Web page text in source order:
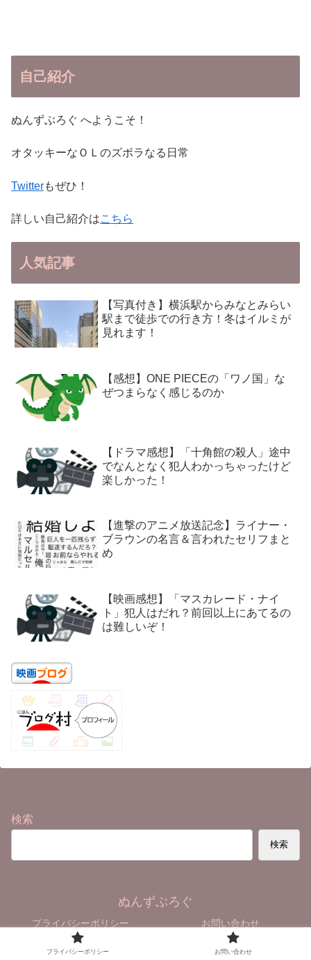
自己紹介
ぬんずぶろぐ へようこそ！
オタッキーなＯＬのズボラなる日常
Twitterもぜひ！
詳しい自己紹介はこちら
人気記事
【写真付き】横浜駅からみなとみらい
駅まで徒歩での行き方！冬はイルミが
見れます！
【感想】ONE PIECEの「ワノ国」な
ぜつまらなく感じるのか
【ドラマ感想】「十角館の殺人」途中
でなんとなく犯人わかっちゃったけど
楽しかった！
【進撃のアニメ放送記念】ライナー・
ブラウンの名言＆言われたセリフまと
め
【映画感想】「マスカレード・ナイ
ト」犯人はだれ？前回以上にあてるの
は難しいぞ！
検索
検索
ぬんずぶろぐ
プライバシーポリシー お問い合わせ
© 2020-2026 ぬんずぶろぐ.
プライバシーポリシー お問い合わせ